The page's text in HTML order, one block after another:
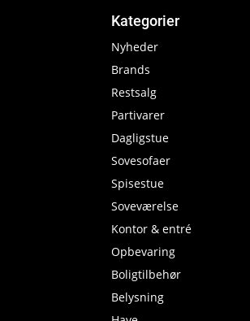
Kategorier
Nyheder
Brands
Restsalg
Partivarer
Dagligstue
Sovesofaer
Spisestue
Soveværelse
Kontor & entré
Opbevaring
Boligtilbehør
Belysning